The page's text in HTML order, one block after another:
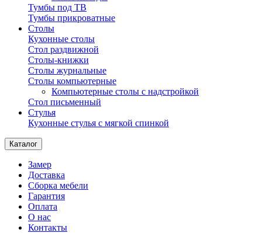
Тумбы под ТВ
Тумбы прикроватные
Столы
Кухонные столы
Стол раздвижной
Столы-книжки
Столы журнальные
Столы компьютерные
Компьютерные столы с надстройкой
Стол письменный
Стулья
Кухонные стулья с мягкой спинкой
Каталог
Замер
Доставка
Сборка мебели
Гарантия
Оплата
О нас
Контакты